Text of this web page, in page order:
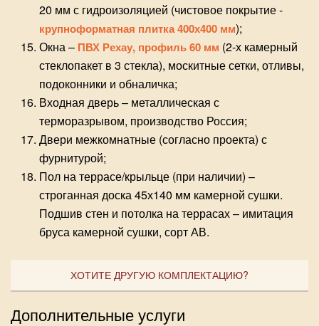
20 мм с гидроизоляцией (чистовое покрытие -
крупноформатная плитка 400х400 мм);
Окна – ПВХ Рехау, профиль 60 мм (2-х камерный
стеклопакет в 3 стекла), москитные сетки, отливы,
подоконники и обналичка;
Входная дверь – металлическая с
терморазрывом, производство Россия;
Двери межкомнатные (согласно проекта) с
фурнитурой;
Пол на террасе/крыльце (при наличии) –
строганная доска 45х140 мм камерной сушки.
Подшив стен и потолка на террасах – имитация
бруса камерной сушки, сорт АВ.
ХОТИТЕ ДРУГУЮ КОМПЛЕКТАЦИЮ?
Дополнительные услуги